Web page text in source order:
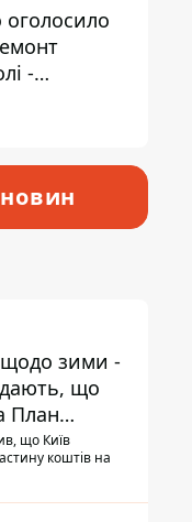
оголосило
-
зими -
що
План
що Київ
коштів на